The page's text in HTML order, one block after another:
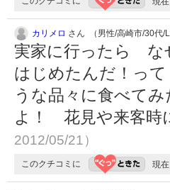
カリメロ さん （男性/高崎市/30代/
実家に行ったら な
はじめたんだ！っ
うな品々に食べて
よ！ 花見や来客
2012/05/21）
このクチコミに 現在